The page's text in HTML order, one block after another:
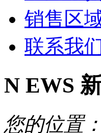
销售区
联系我
N EWS
您的位置：